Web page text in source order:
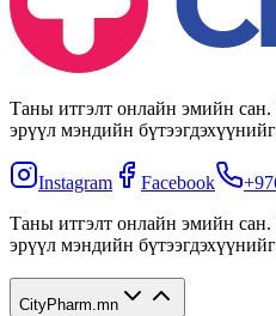
Таны итгэлт онлайн эмийн
эрүүл мэндийн
Instagram Facebook
Таны итгэлт онлайн эмийн
эрүүл мэндийн
CityPharm.mn